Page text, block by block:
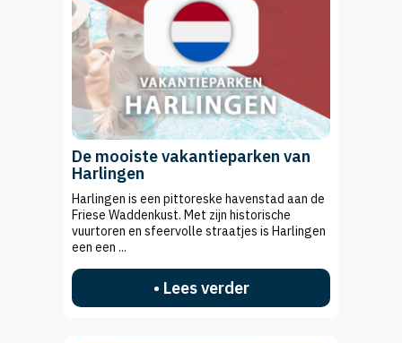
De mooiste vakantieparken van
Harlingen
Harlingen is een pittoreske havenstad aan de
Friese Waddenkust. Met zijn historische
vuurtoren en sfeervolle straatjes is Harlingen
een een ...
• Lees verder